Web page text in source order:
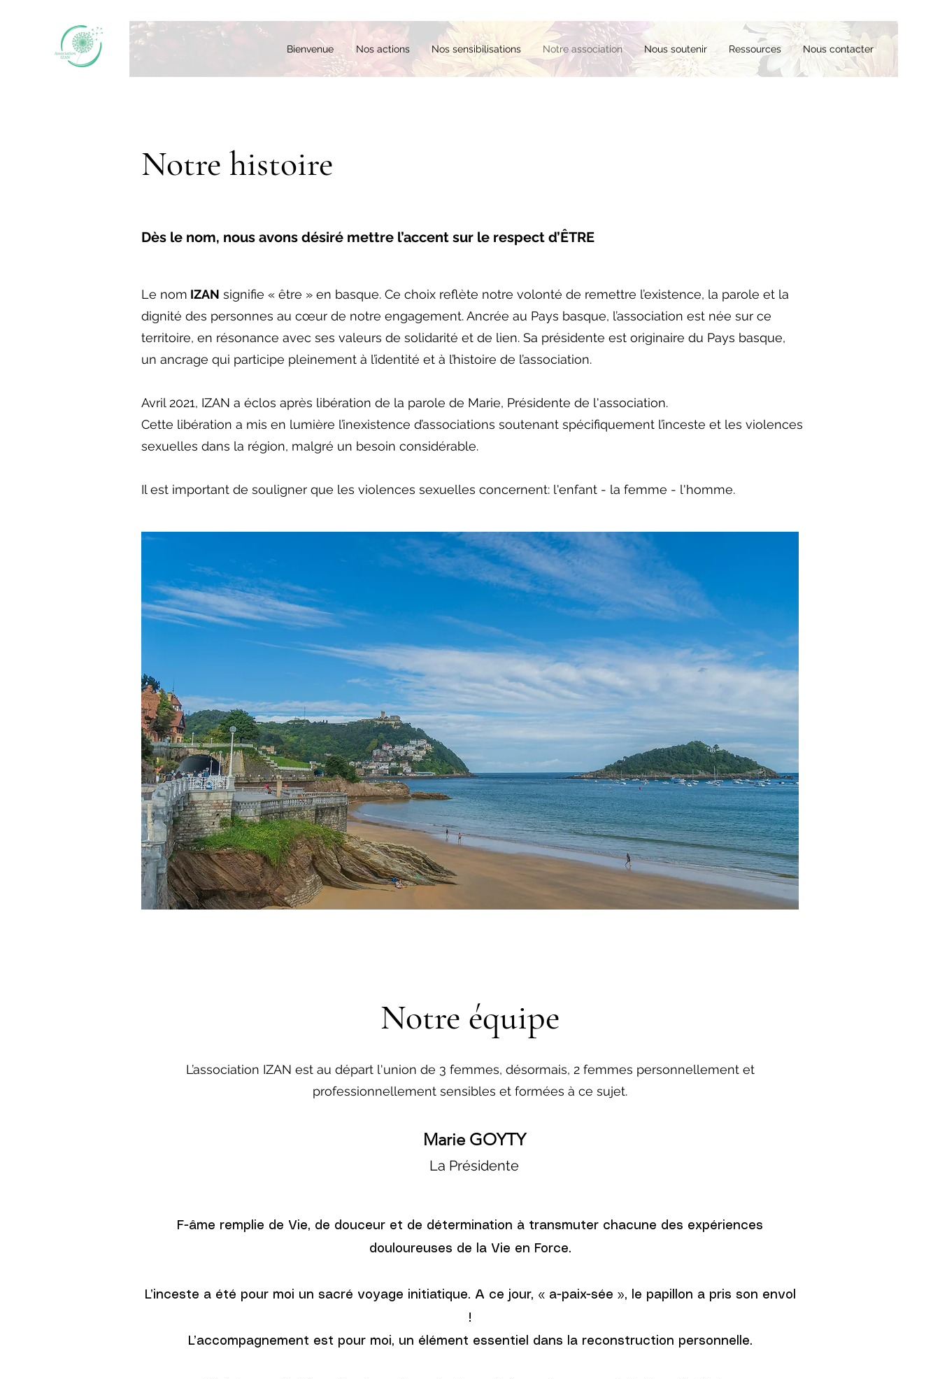
Bienvenue Nos actions Nos sensibilisations Notre association Nous soutenir Ressources Nous contacter
Notre histoire
Dès le nom, nous avons désiré mettre l’accent sur le respect d’ÊTRE
Le nom IZAN signifie « être » en basque. Ce choix reflète notre volonté de remettre l’existence, la parole et la
dignité des personnes au cœur de notre engagement. Ancrée au Pays basque, l’association est née sur ce
territoire, en résonance avec ses valeurs de solidarité et de lien. Sa présidente est originaire du Pays basque,
un ancrage qui participe pleinement à l’identité et à l’histoire de l’association.
Avril 2021, IZAN a éclos après libération de la parole de Marie, Présidente de l'association.
Cette libération a mis en lumière l’inexistence d’associations soutenant spécifiquement l’inceste et les violences
sexuelles dans la région, malgré un besoin considérable.
Il est important de souligner que les violences sexuelles concernent: l'enfant - la femme - l'homme.
Notre équipe
L’association IZAN est au départ l'union de 3 femmes, désormais, 2 femmes personnellement et
professionnellement sensibles et formées à ce sujet.
Marie GOYTY
La Présidente
F-âme remplie de Vie, de douceur et de détermination à transmuter chacune des expériences
douloureuses de la Vie en Force.
L’inceste a été pour moi un sacré voyage initiatique. A ce jour, « a-paix-sée », le papillon a pris son envol
!
L’accompagnement est pour moi, un élément essentiel dans la reconstruction personnelle.